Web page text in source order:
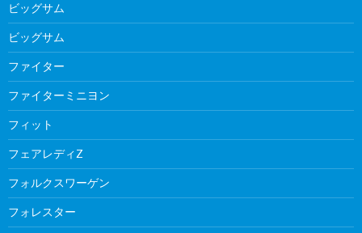
ビッグサム
ビッグサム
ファイター
ファイターミニヨン
フィット
フェアレディZ
フォルクスワーゲン
フォレスター